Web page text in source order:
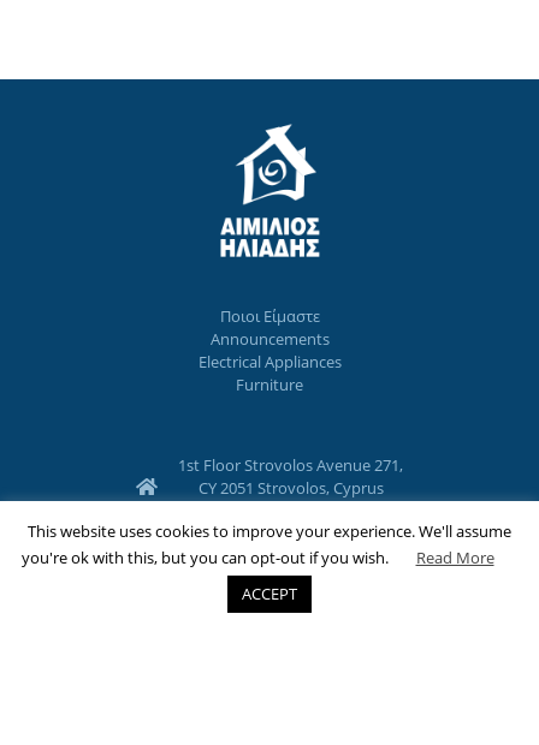
Ποιοι Eίμαστε
Announcements
Electrical Appliances
Furniture
1st Floor Strovolos Avenue 271,
CY 2051 Strovolos, Cyprus
77775077
22 357706
nicosia@emilioseliades.com.cy
This website uses cookies to improve your experience. We'll assume
you're ok with this, but you can opt-out if you wish.
Read More
ACCEPT